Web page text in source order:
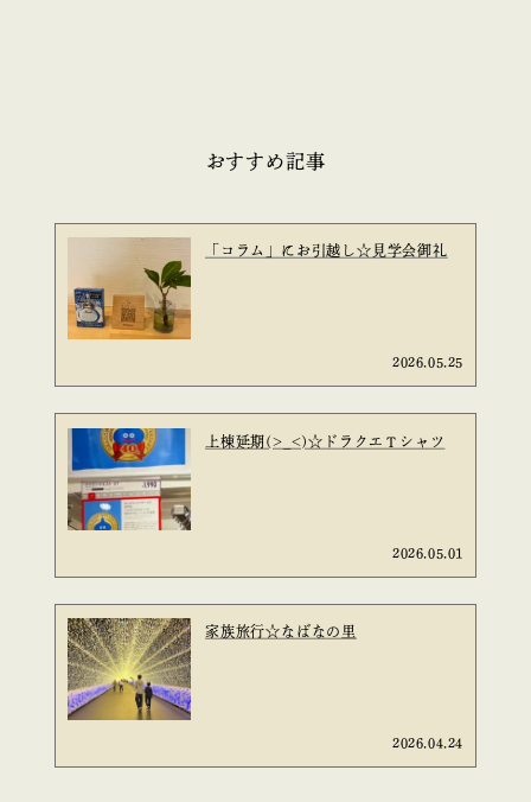
おすすめ記事
「コラム」にお引越し☆見学会御礼
2026.05.25
上棟延期(>_<)☆ドラクエＴシャツ
2026.05.01
家族旅行☆なばなの里
2026.04.24